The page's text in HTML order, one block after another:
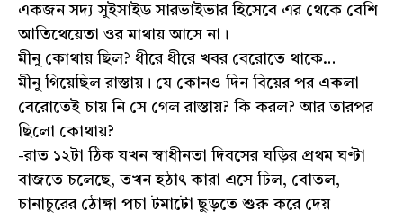
একজন সদ্য সুইসাইড সারভাইভার হিসেবে এর থেকে বেশি
আতিথেয়েতা ওর মাথায় আসে না।
মীনু কোথায় ছিল? ধীরে ধীরে খবর বেরোতে থাকে…
মীনু গিয়েছিল রাস্তায়। যে কোনও দিন বিয়ের পর একলা
বেরোতেই চায় নি সে গেল রাস্তায়? কি করল? আর তারপর
ছিলো কোথায়?
-রাত ১২টা ঠিক যখন স্বাধীনতা দিবসের ঘড়ির প্রথম ঘণ্টা
বাজতে চলেছে, তখন হঠাৎ কারা এসে ঢিল, বোতল,
চানাচুরের ঠোঙ্গা পচা টমাটো ছুড়তে শুরু করে দেয়